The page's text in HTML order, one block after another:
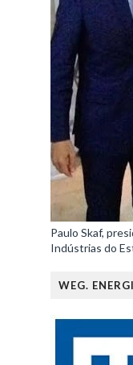
Paulo Skaf,
Indústrias do
WEG.